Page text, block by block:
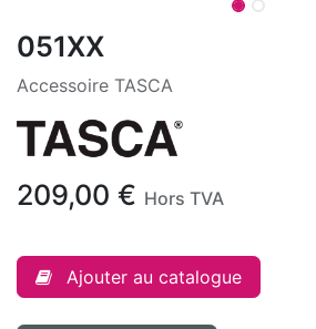
051XX
Accessoire TASCA
209,00 € Hors TVA
Ajouter au catalogue